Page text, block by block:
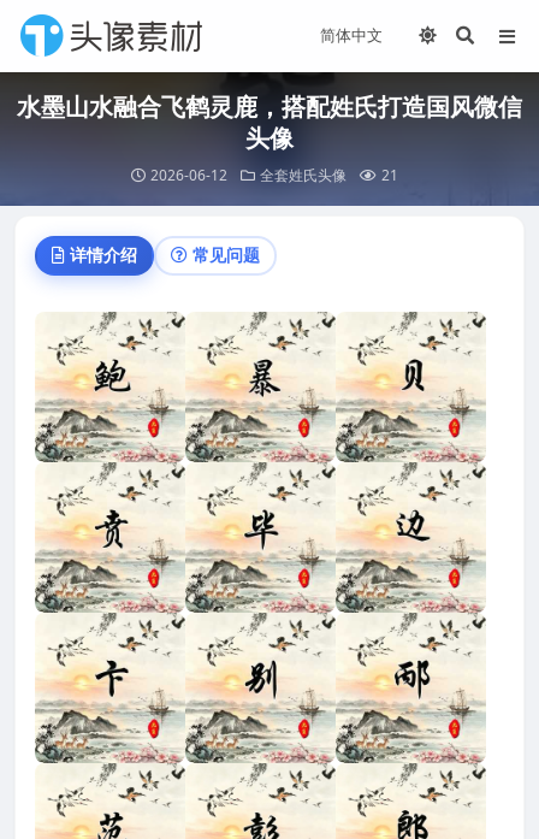
水墨山水融合飞鹤灵鹿，搭配姓氏打造国风微信
头像
2026-06-12 全套姓氏头像 21
详情介绍 常见问题